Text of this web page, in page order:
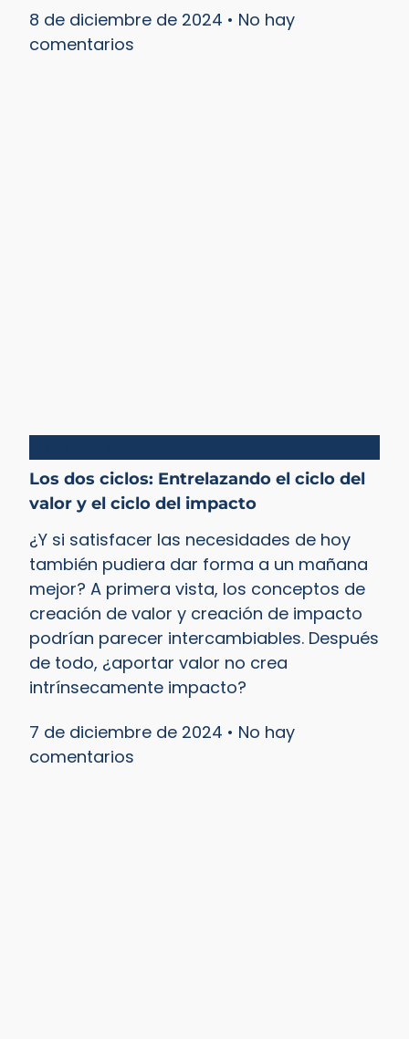
8 de diciembre de 2024
No hay
comentarios
Los dos ciclos: Entrelazando el ciclo del
valor y el ciclo del impacto
¿Y si satisfacer las necesidades de hoy
también pudiera dar forma a un mañana
mejor? A primera vista, los conceptos de
creación de valor y creación de impacto
podrían parecer intercambiables. Después
de todo, ¿aportar valor no crea
intrínsecamente impacto?
7 de diciembre de 2024
No hay
comentarios